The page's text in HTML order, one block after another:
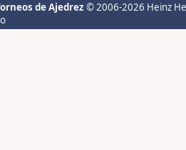
de Ajedrez © 2006-2026 Heinz